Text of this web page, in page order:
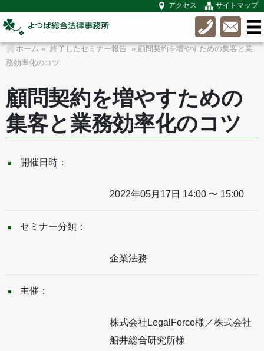
アクセス サイトマップ
ホーム » 終了したセミナー報告
» 顧問契約を増やすための集客と業
務効率化のコツ
顧問契約を増やすための
集客と業務効率化のコツ
開催日時：
2022年05月17日 14:00 〜 15:00
セミナー分類：
企業法務
主催：
株式会社LegalForce様／株式会社
船井総合研究所様